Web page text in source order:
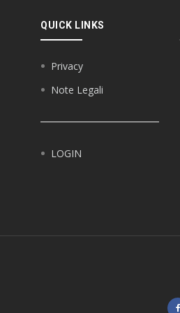
QUICK LINKS
Privacy
Note Legali
LOGIN